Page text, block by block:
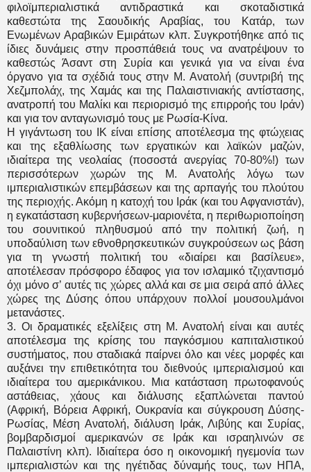
φιλοϊμπεριαλιστικά αντιδραστικά και σκοταδιστικά
καθεστώτα της Σαουδικής Αραβίας, του Κατάρ, των
Ενωμένων Αραβικών Εμιράτων κλπ. Συγκροτήθηκε από τις
ίδιες δυνάμεις στην προσπάθειά τους να ανατρέψουν το
καθεστώς Άσαντ στη Συρία και γενικά για να είναι ένα
όργανο για τα σχέδιά τους στην Μ. Ανατολή (συντριβή της
Χεζμπολάχ, της Χαμάς και της Παλαιστινιακής αντίστασης,
ανατροπή του Μαλίκι και περιορισμό της επιρροής του Ιράν)
και για τον ανταγωνισμό τους με Ρωσία-Κίνα.
Η γιγάντωση του ΙΚ είναι επίσης αποτέλεσμα της φτώχειας
και της εξαθλίωσης των εργατικών και λαϊκών μαζών,
ιδιαίτερα της νεολαίας (ποσοστά ανεργίας 70-80%!) των
περισσότερων χωρών της Μ. Ανατολής λόγω των
ιμπεριαλιστικών επεμβάσεων και της αρπαγής του πλούτου
της περιοχής. Ακόμη η κατοχή του Ιράκ (και του Αφγανιστάν),
η εγκατάσταση κυβερνήσεων-μαριονέτα, η περιθωριοποίηση
του σουνιτικού πληθυσμού από την πολιτική ζωή, η
υποδαύλιση των εθνοθρησκευτικών συγκρούσεων ως βάση
για τη γνωστή πολιτική του «διαίρει και βασίλευε»,
αποτέλεσαν πρόσφορο έδαφος για τον ισλαμικό τζιχαντισμό
όχι μόνο σ’ αυτές τις χώρες αλλά και σε μια σειρά από άλλες
χώρες της Δύσης όπου υπάρχουν πολλοί μουσουλμάνοι
μετανάστες.
3. Οι δραματικές εξελίξεις στη Μ. Ανατολή είναι και αυτές
αποτέλεσμα της κρίσης του παγκόσμιου καπιταλιστικού
συστήματος, που σταδιακά παίρνει όλο και νέες μορφές και
αυξάνει την επιθετικότητα του διεθνούς ιμπεριαλισμού και
ιδιαίτερα του αμερικάνικου. Μια κατάσταση πρωτοφανούς
αστάθειας, χάους και διάλυσης εξαπλώνεται παντού
(Αφρική, Βόρεια Αφρική, Ουκρανία και σύγκρουση Δύσης-
Ρωσίας, Μέση Ανατολή, διάλυση Ιράκ, Λιβύης και Συρίας,
βομβαρδισμοί αμερικανών σε Ιράκ και ισραηλινών σε
Παλαιστίνη κλπ). Ιδιαίτερα όσο η οικονομική ηγεμονία των
ιμπεριαλιστών και της ηγέτιδας δύναμής τους, των ΗΠΑ,